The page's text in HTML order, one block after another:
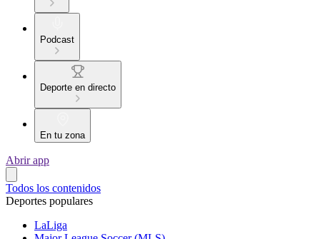
Podcast
Deporte en directo
En tu zona
Abrir app
Todos los contenidos
Deportes populares
LaLiga